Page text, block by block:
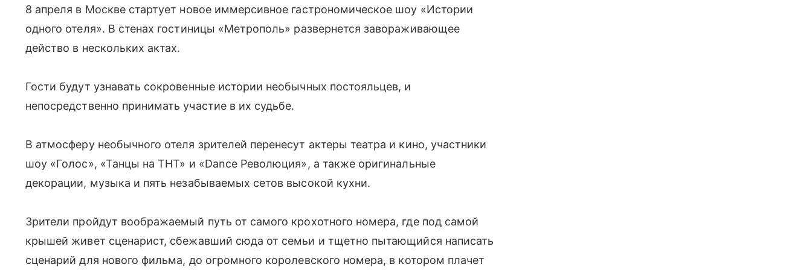
8 апреля в Москве стартует новое иммерсивное гастрономическое шоу «Истории
одного отеля». В стенах гостиницы «Метрополь» развернется завораживающее
действо в нескольких актах.
Гости будут узнавать сокровенные истории необычных постояльцев, и
непосредственно принимать участие в их судьбе.
В атмосферу необычного отеля зрителей перенесут актеры театра и кино, участники
шоу «Голос», «Танцы на ТНТ» и «Dance Революция», а также оригинальные
декорации, музыка и пять незабываемых сетов высокой кухни.
Зрители пройдут воображаемый путь от самого крохотного номера, где под самой
крышей живет сценарист, сбежавший сюда от семьи и тщетно пытающийся написать
сценарий для нового фильма, до огромного королевского номера, в котором плачет